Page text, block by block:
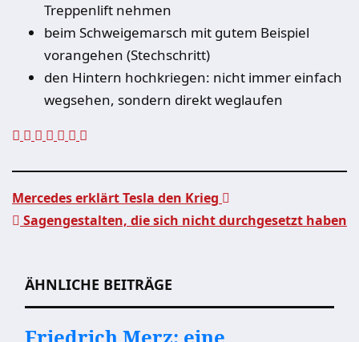
Treppenlift nehmen
beim Schweigemarsch mit gutem Beispiel
vorangehen (Stechschritt)
den Hintern hochkriegen: nicht immer einfach
wegsehen, sondern direkt weglaufen
Mercedes erklärt Tesla den Krieg
Sagengestalten, die sich nicht durchgesetzt haben
ÄHNLICHE BEITRÄGE